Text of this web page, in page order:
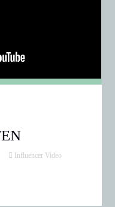
Influencer Video